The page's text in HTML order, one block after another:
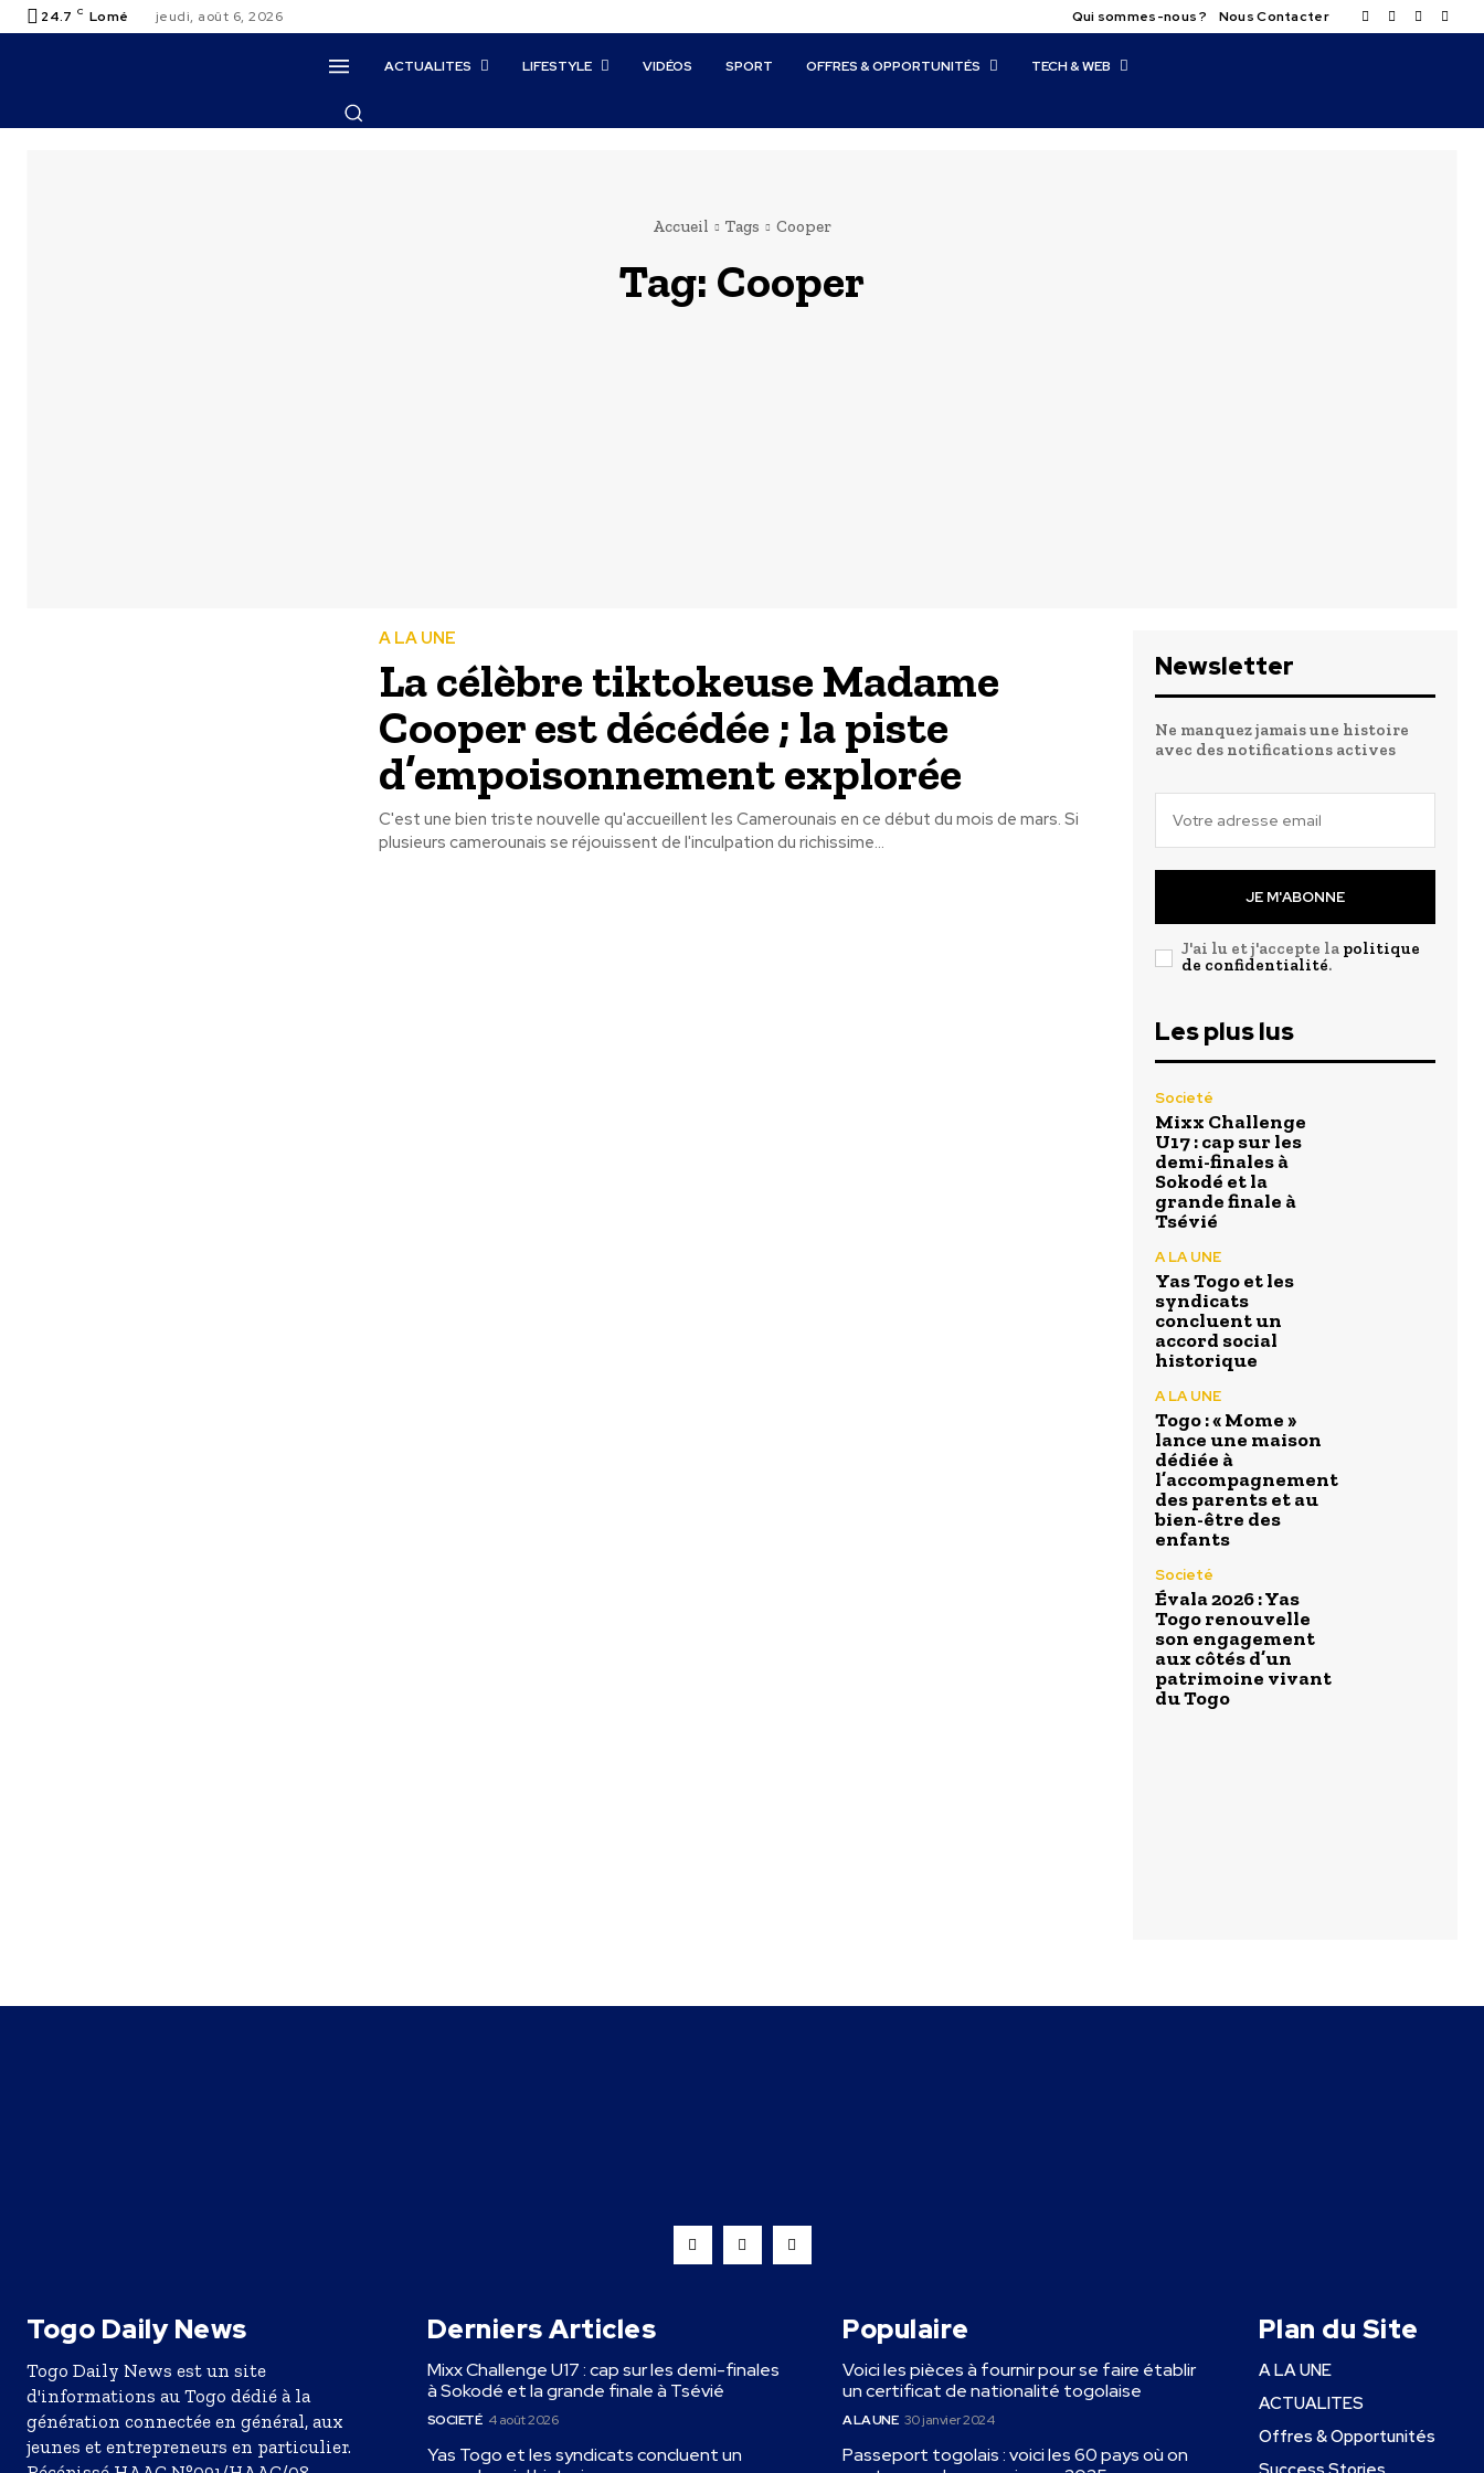
24.7 C Lomé jeudi, août 6, 2026 Qui sommes-nous ? Nous Contacter
ACTUALITES LIFESTYLE VIDÉOS SPORT OFFRES & OPPORTUNITÉS TECH & WEB
Accueil Tags Cooper
Tag: Cooper
A LA UNE
La célèbre tiktokeuse Madame
Cooper est décédée ; la piste
d’empoisonnement explorée
C'est une bien triste nouvelle qu'accueillent les Camerounais en ce début du mois de mars. Si
plusieurs camerounais se réjouissent de l'inculpation du richissime...
Newsletter
Ne manquez jamais une histoire
avec des notifications actives
JE M'ABONNE
J'ai lu et j'accepte la politique
de confidentialité.
Les plus lus
Societé
Mixx Challenge
U17 : cap sur les
demi-finales à
Sokodé et la
grande finale à
Tsévié
A LA UNE
Yas Togo et les
syndicats
concluent un
accord social
historique
A LA UNE
Togo : « Mome »
lance une maison
dédiée à
l’accompagnement
des parents et au
bien-être des
enfants
Societé
Évala 2026 : Yas
Togo renouvelle
son engagement
aux côtés d’un
patrimoine vivant
du Togo
Togo Daily News
Togo Daily News est un site
d'informations au Togo dédié à la
génération connectée en général, aux
jeunes et entrepreneurs en particulier.
Derniers Articles
Mixx Challenge U17 : cap sur les demi-finales
à Sokodé et la grande finale à Tsévié
SOCIETÉ 4 août 2026
Yas Togo et les syndicats concluent un
Populaire
Voici les pièces à fournir pour se faire établir
un certificat de nationalité togolaise
A LA UNE 30 janvier 2024
Passeport togolais : voici les 60 pays où on
Plan du Site
A LA UNE
ACTUALITES
Offres & Opportunités